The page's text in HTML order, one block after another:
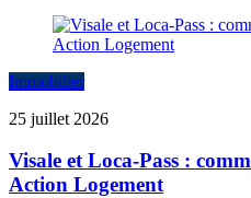
Immobilier
25 juillet 2026
Visale et Loca-Pass :
Action Logement